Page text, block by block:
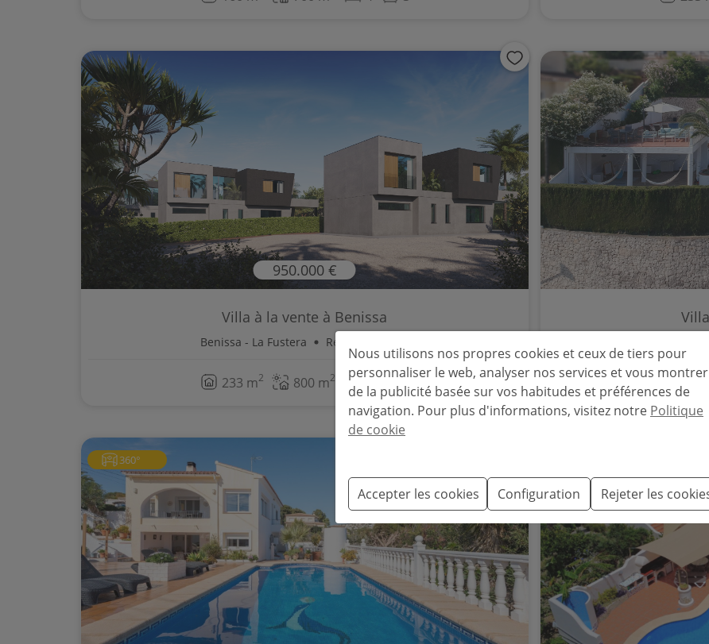
950.000 €
Villa à la vente à Benissa
Benissa - La Fustera Ref. BPC561775
233 m2 800 m2 3 3
Benissa -
266 m
360°
Nous utilisons nos propres cookies et ceux de tiers pour
personnaliser le web, analyser nos services et vous montrer
de la publicité basée sur vos habitudes et préférences de
navigation. Pour plus d'informations, visitez notre Politique
de cookie
Accepter les cookies Configuration Rejeter les